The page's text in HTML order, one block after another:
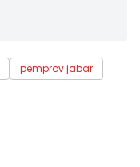
pemprov jabar